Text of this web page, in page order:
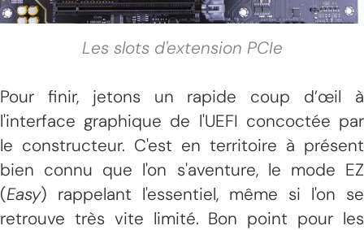
Les slots d'extension PCIe
Pour finir, jetons un rapide coup d’œil à
l'interface graphique de l'UEFI concoctée par
le constructeur. C'est en territoire à présent
bien connu que l'on s'aventure, le mode EZ
(Easy) rappelant l'essentiel, même si l'on se
retrouve très vite limité. Bon point pour les